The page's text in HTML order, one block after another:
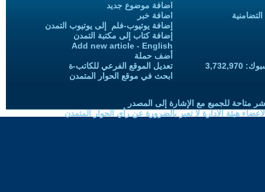
اضافة موضوع جديد
اضافة خبر
إضافة يوتيوب-فلم إلى يوتيوب التمدن
إضافة كتاب إلى مكتبة التمدن
Add new article - English
أضف حملة
تعديل الموقع الفرعي للكاتب-ة
ابحث في موقع الحوار المتمدن
متاحة للجميع مع الإشارة إلى المصدر
هيئة الادارة لا تعبر بالضرورة عن رأي الحوار المتمدن